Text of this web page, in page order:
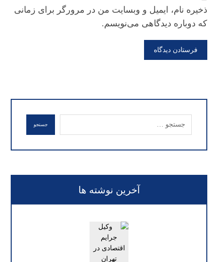
ذخیره نام، ایمیل و وبسایت من در مرورگر برای زمانی
که دوباره دیدگاهی می‌نویسم.
فرستادن دیدگاه
جستجو
آخرین نوشته ها